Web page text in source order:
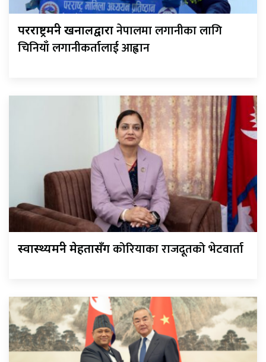
परराष्ट्रमन्त्री खनालद्वारानेपालमा लगानीका लागि
चिनियाँ लगानीकर्तालाई आह्वान
स्वास्थ्यमन्त्री मेहतासँगकोरियाका राजदूतको भेटवार्ता